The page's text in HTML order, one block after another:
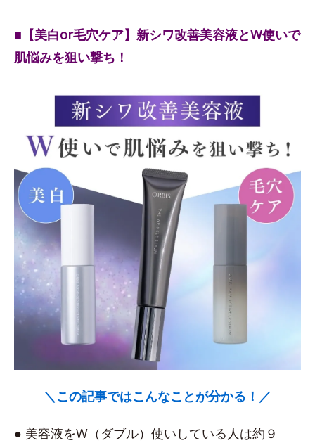
■【美白or毛穴ケア】新シワ改善美容液とW使いで
肌悩みを狙い撃ち！
＼この記事ではこんなことが分かる！／
● 美容液をW（ダブル）使いしている人は約９